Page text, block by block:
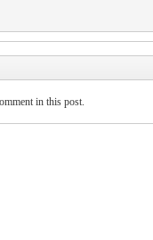
in this post.